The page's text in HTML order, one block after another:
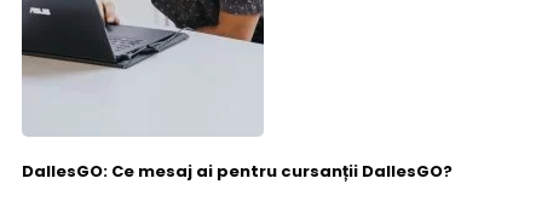
DallesGO: Ce mesaj ai pentru cursanții DallesGO?